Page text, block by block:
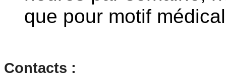
que pour motif
Contacts :